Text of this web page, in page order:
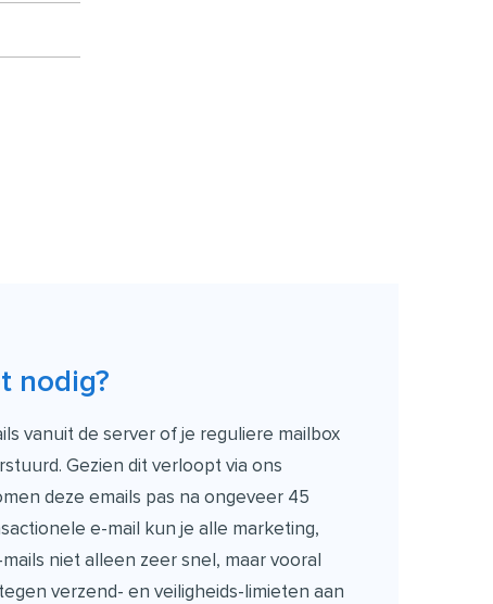
nodig?
vanuit de server of je reguliere mailbox
Gezien dit verloopt via ons
deze emails pas na ongeveer 45
e-mail kun je alle marketing,
niet alleen zeer snel, maar vooral
verzend- en veiligheids-limieten aan